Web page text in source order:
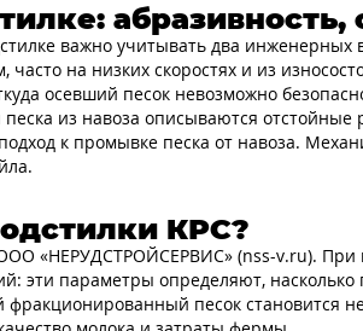
абразивность,
важно учитывать два инженерных
на низких скоростях и из
осевший песок невозможно
из навоза описываются отстойные
к промывке песка от навоза.
КРС?
«НЕРУДСТРОЙСЕРВИС» (nss-v.ru). При
параметры определяют, насколько
песок становится